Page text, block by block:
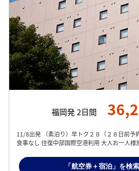
福岡発 2日間
11/8出発 （素泊り）早トク２８（２８日前予
食事なし 往復中部国際空港利用 大人お一人
「航空券＋宿泊」を検